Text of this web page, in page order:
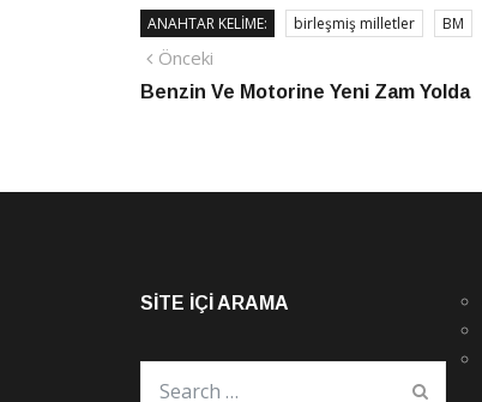
ANAHTAR KELIME: birleşmiş milletler BM
Yazı
gezinmesi
Önceki
haber
Benzin Ve Motorine Yeni Zam Yolda
SITE İÇI ARAMA